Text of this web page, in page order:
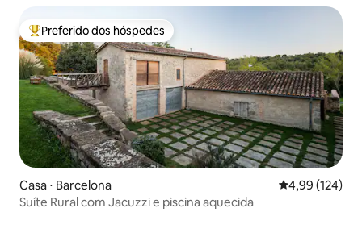
Entre os melhores preferidos dos hóspedes
Preferido dos hóspedes
Casa ⋅ Barcelona 4,99 de uma
4,99 (124)
Suíte Rural com Jacuzzi e piscina aquecida